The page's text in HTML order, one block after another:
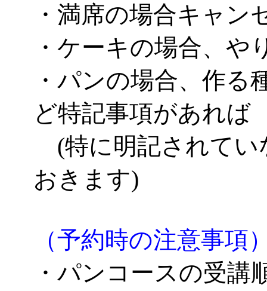
・満席の場合キャ
・ケーキの場合、や
・パンの場合、作る
ど特記事項があれば
(特に明記されてい
おきます)
（予約時の注意事項
・パンコースの受講